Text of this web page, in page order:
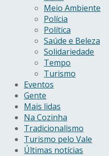
Meio Ambiente
Polícia
Política
Saúde e Beleza
Solidariedade
Tempo
Turismo
Eventos
Gente
Mais lidas
Na Cozinha
Tradicionalismo
Turismo pelo Vale
Últimas notícias